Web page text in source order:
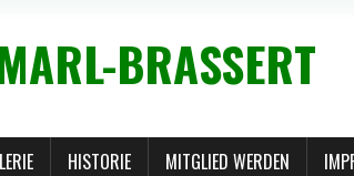
BRASSERT
HISTORIE MITGLIED WERDEN